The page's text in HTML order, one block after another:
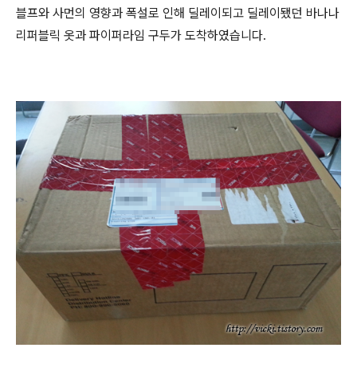
블프와 사먼의 영향과 폭설로 인해 딜레이되고 딜레이됐던 바나나
리퍼블릭 옷과 파이퍼라임 구두가 도착하였습니다.